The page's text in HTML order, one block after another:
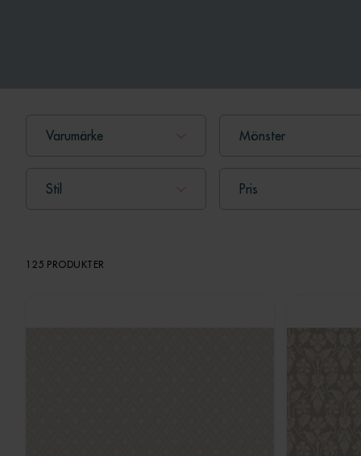
Varumärke Mönster
Stil Pris
125 PRODUKTER